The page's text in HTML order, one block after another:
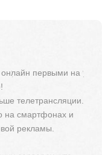
первыми на
телетрансляции.
на смартфонах и
рекламы.